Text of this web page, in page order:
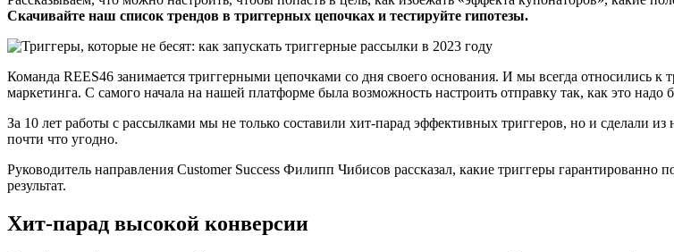
Скачивайте наш список трендов в триггерных цепочках и тестируйте гипотезы.
Команда REES46 занимается триггерными цепочками со дня своего основания. И мы всегда относились к
маркетинга. С самого начала на нашей платформе была возможность настроить отправку так, как это надо
За 10 лет работы с рассылками мы не только составили хит-парад эффективных триггеров, но и сделали
почти что угодно.
Руководитель направления Customer Success Филипп Чибисов рассказал, какие триггеры
результат.
Хит-парад высокой конверсии